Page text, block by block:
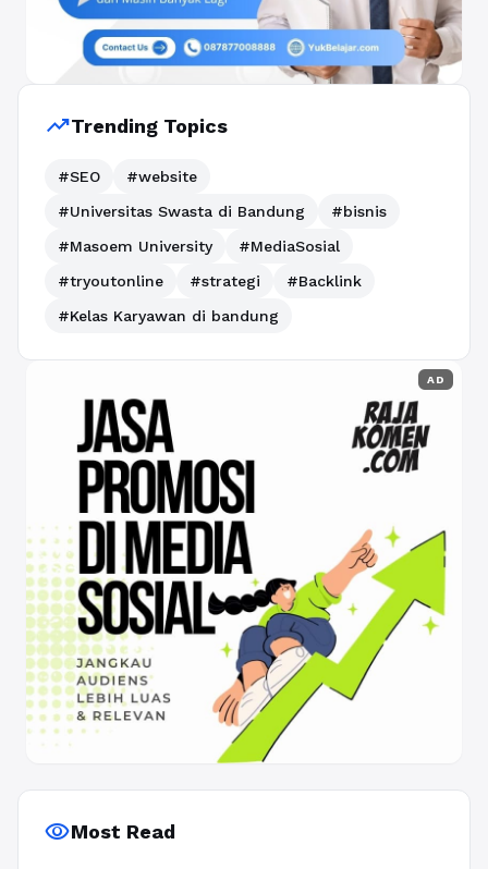
trending_upTrending Topics
#SEO
#website
#Universitas Swasta di Bandung
#bisnis
#Masoem University
#MediaSosial
#tryoutonline
#strategi
#Backlink
#Kelas Karyawan di bandung
AD
visibilityMost Read